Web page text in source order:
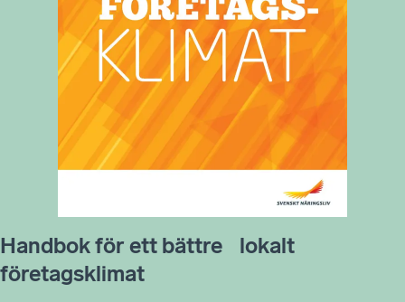
Handbok för ett bättre lokalt
företagsklimat